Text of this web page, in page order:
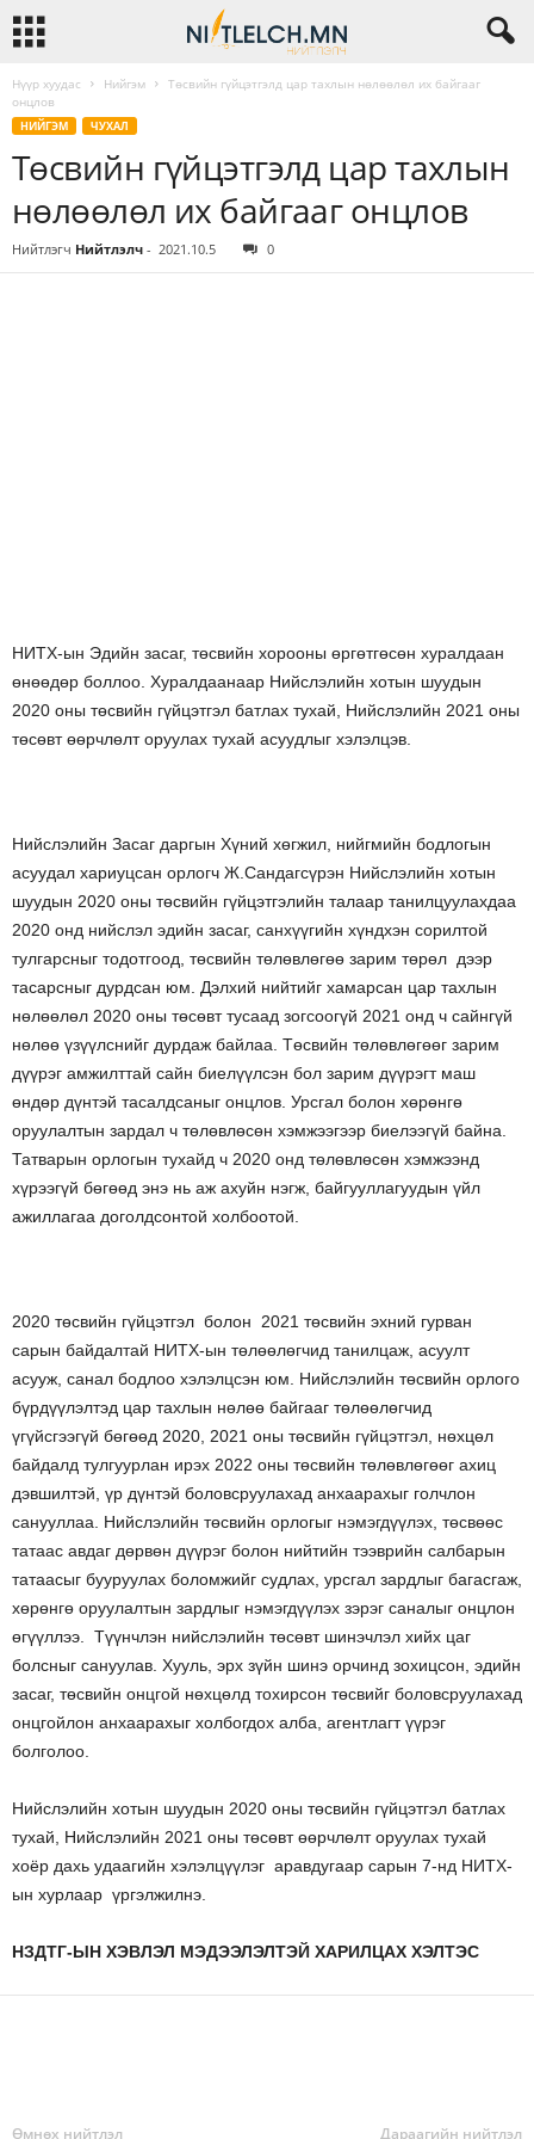
Нүүр хуудас Нийгэм
Төсвийн гүйцэтгэлд цар тахлын нөлөөлөл их байгааг
онцлов
НИЙГЭМ ЧУХАЛ
Төсвийн гүйцэтгэлд цар тахлын
нөлөөлөл их байгааг онцлов
Нийтлэгч Нийтлэлч - 2021.10.5 0
НИТХ-ын Эдийн засаг, төсвийн хорооны өргөтгөсөн хуралдаан
өнөөдөр боллоо. Хуралдаанаар Нийслэлийн хотын шуудын
2020 оны төсвийн гүйцэтгэл батлах тухай, Нийслэлийн 2021 оны
төсөвт өөрчлөлт оруулах тухай асуудлыг хэлэлцэв.
Нийслэлийн Засаг даргын Хүний хөгжил, нийгмийн бодлогын
асуудал хариуцсан орлогч Ж.Сандагсүрэн Нийслэлийн хотын
шуудын 2020 оны төсвийн гүйцэтгэлийн талаар танилцуулахдаа
2020 онд нийслэл эдийн засаг, санхүүгийн хүндхэн сорилтой
тулгарсныг тодотгоод, төсвийн төлөвлөгөө зарим төрөл дээр
тасарсныг дурдсан юм. Дэлхий нийтийг хамарсан цар тахлын
нөлөөлөл 2020 оны төсөвт тусаад зогсоогүй 2021 онд ч сайнгүй
нөлөө үзүүлснийг дурдаж байлаа. Төсвийн төлөвлөгөөг зарим
дүүрэг амжилттай сайн биелүүлсэн бол зарим дүүрэгт маш
өндөр дүнтэй тасалдсаныг онцлов. Урсгал болон хөрөнгө
оруулалтын зардал ч төлөвлөсөн хэмжээгээр биелээгүй байна.
Татварын орлогын тухайд ч 2020 онд төлөвлөсөн хэмжээнд
хүрээгүй бөгөөд энэ нь аж ахуйн нэгж, байгууллагуудын үйл
ажиллагаа доголдсонтой холбоотой.
2020 төсвийн гүйцэтгэл болон 2021 төсвийн эхний гурван
сарын байдалтай НИТХ-ын төлөөлөгчид танилцаж, асуулт
асууж, санал бодлоо хэлэлцсэн юм. Нийслэлийн төсвийн орлого
бүрдүүлэлтэд цар тахлын нөлөө байгааг төлөөлөгчид
үгүйсгээгүй бөгөөд 2020, 2021 оны төсвийн гүйцэтгэл, нөхцөл
байдалд тулгуурлан ирэх 2022 оны төсвийн төлөвлөгөөг ахиц
дэвшилтэй, үр дүнтэй боловсруулахад анхаарахыг голчлон
санууллаа. Нийслэлийн төсвийн орлогыг нэмэгдүүлэх, төсвөөс
татаас авдаг дөрвөн дүүрэг болон нийтийн тээврийн салбарын
татаасыг бууруулах боломжийг судлах, урсгал зардлыг багасгаж,
хөрөнгө оруулалтын зардлыг нэмэгдүүлэх зэрэг саналыг онцлон
өгүүллээ. Түүнчлэн нийслэлийн төсөвт шинэчлэл хийх цаг
болсныг сануулав. Хууль, эрх зүйн шинэ орчинд зохицсон, эдийн
засаг, төсвийн онцгой нөхцөлд тохирсон төсвийг боловсруулахад
онцгойлон анхаарахыг холбогдох алба, агентлагт үүрэг
болголоо.
Нийслэлийн хотын шуудын 2020 оны төсвийн гүйцэтгэл батлах
тухай, Нийслэлийн 2021 оны төсөвт өөрчлөлт оруулах тухай
хоёр дахь удаагийн хэлэлцүүлэг аравдугаар сарын 7-нд НИТХ-
ын хурлаар үргэлжилнэ.
НЗДТГ-ЫН ХЭВЛЭЛ МЭДЭЭЛЭЛТЭЙ ХАРИЛЦАХ ХЭЛТЭС
Өмнөх нийтлэл Дараагийн нийтлэл